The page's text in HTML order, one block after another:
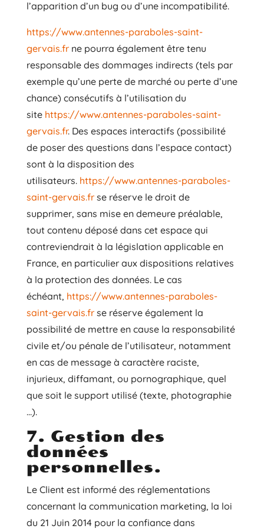
l’apparition d’un bug ou d’une incompatibilité.
https://www.antennes-paraboles-saint-
gervais.fr ne pourra également être tenu
responsable des dommages indirects (tels par
exemple qu’une perte de marché ou perte d’une
chance) consécutifs à l’utilisation du
site https://www.antennes-paraboles-saint-
gervais.fr. Des espaces interactifs (possibilité
de poser des questions dans l’espace contact)
sont à la disposition des
utilisateurs. https://www.antennes-paraboles-
saint-gervais.fr se réserve le droit de
supprimer, sans mise en demeure préalable,
tout contenu déposé dans cet espace qui
contreviendrait à la législation applicable en
France, en particulier aux dispositions relatives
à la protection des données. Le cas
échéant, https://www.antennes-paraboles-
saint-gervais.fr se réserve également la
possibilité de mettre en cause la responsabilité
civile et/ou pénale de l’utilisateur, notamment
en cas de message à caractère raciste,
injurieux, diffamant, ou pornographique, quel
que soit le support utilisé (texte, photographie
…).
7. Gestion des
données
personnelles.
Le Client est informé des réglementations
concernant la communication marketing, la loi
du 21 Juin 2014 pour la confiance dans